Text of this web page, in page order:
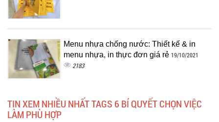
Menu nhựa chống nước: Thiết kế & in
menu nhựa, in thực đơn giá rẻ 19/10/2021
2183
TIN XEM NHIỀU NHẤT TAGS 6 BÍ QUYẾT CHỌN VIỆC
LÀM PHÙ HỢP